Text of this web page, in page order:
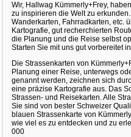
Wir, Hallwag Kümmerly+Frey,
zu inspirieren die Welt zu
Wanderkarten, Fahrradkarten, etc.
Kartografie, gut recherchierten
die Planung und die Reise selbst
Starten Sie mit uns gut vorbereitet
Die Strassenkarten von
Planung einer Reise, unterwegs
genannt werden, zeichnen sich
eine präzise Kartografie aus. Das
Strassen- und Reisekarten. Alle
Sie sind von bester Schweizer
blauen Strassenkarte von
wie viel es zu entdecken und zu
000